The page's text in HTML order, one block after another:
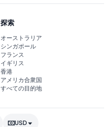
探索
オーストラリア
シンガポール
フランス
イギリス
香港
アメリカ合衆国
すべての目的地
USD